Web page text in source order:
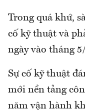
Trong quá khứ,
cố kỹ thuật và
ngày vào tháng
Sự cố kỹ thuật
mới nền tảng
năm vận hành